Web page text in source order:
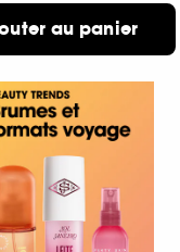
au panier